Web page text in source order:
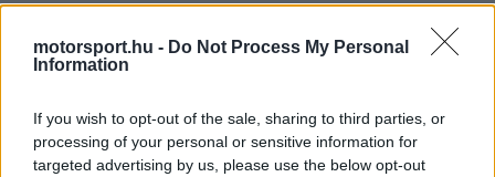
motorsport.hu - Do Not Process My Personal
Information
If you wish to opt-out of the sale, sharing to third parties, or
processing of your personal or sensitive information for
targeted advertising by us, please use the below opt-out
látványos ütközést mutatja meg, hanem azt is
mennyire vékony a határ a tökéletes kör és a
teljes káosz között.